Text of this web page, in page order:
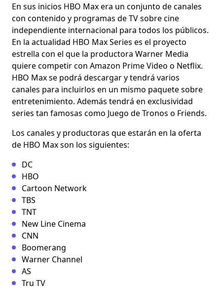
En sus inicios HBO Max era un conjunto de canales
con contenido y programas de TV sobre cine
independiente internacional para todos los públicos.
En la actualidad HBO Max Series es el proyecto
estrella con el que la productora Warner Media
quiere competir con Amazon Prime Video o Netflix.
HBO Max se podrá descargar y tendrá varios
canales para incluirlos en un mismo paquete sobre
entretenimiento. Además tendrá en exclusividad
series tan famosas como Juego de Tronos o Friends.
Los canales y productoras que estarán en la oferta
de HBO Max son los siguientes:
DC
HBO
Cartoon Network
TBS
TNT
New Line Cinema
CNN
Boomerang
Warner Channel
AS
Tru TV